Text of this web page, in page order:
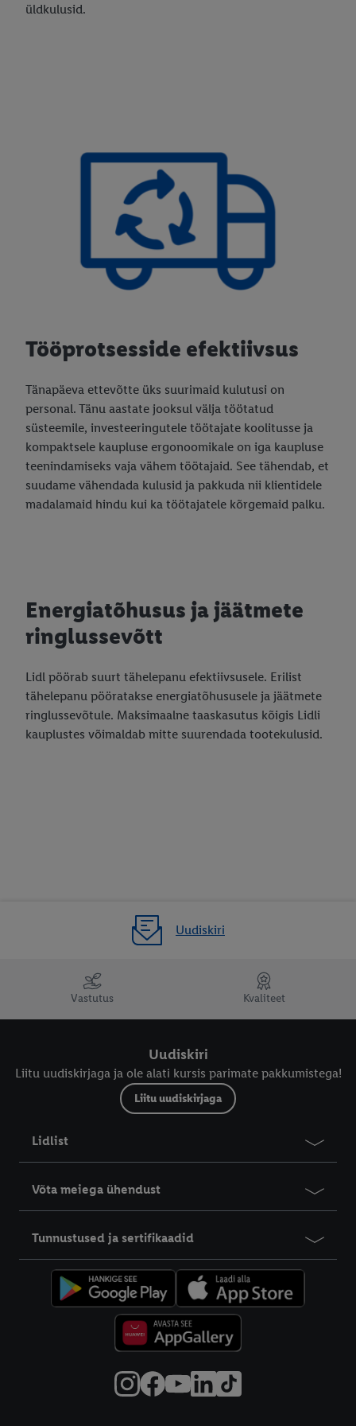
üldkulusid.
Tööprotsesside efektiivsus
Tänapäeva ettevõtte üks suurimaid kulutusi on
personal. Tänu aastate jooksul välja töötatud
süsteemile, investeeringutele töötajate koolitusse ja
kompaktsele kaupluse ergonoomikale on iga kaupluse
teenindamiseks vaja vähem töötajaid. See tähendab, et
suudame vähendada kulusid ja pakkuda nii klientidele
madalamaid hindu kui ka töötajatele kõrgemaid palku.
Energiatõhusus ja jäätmete
ringlussevõtt
Lidl pöörab suurt tähelepanu efektiivsusele. Erilist
tähelepanu pööratakse energiatõhususele ja jäätmete
ringlussevõtule. Maksimaalne taaskasutus kõigis Lidli
kauplustes võimaldab mitte suurendada tootekulusid.
Uudiskiri
Vastutus Kvaliteet
Uudiskiri
Liitu uudiskirjaga ja ole alati kursis parimate pakkumistega!
Liitu uudiskirjaga
Lidlist
Võta meiega ühendust
Tunnustused ja sertifikaadid